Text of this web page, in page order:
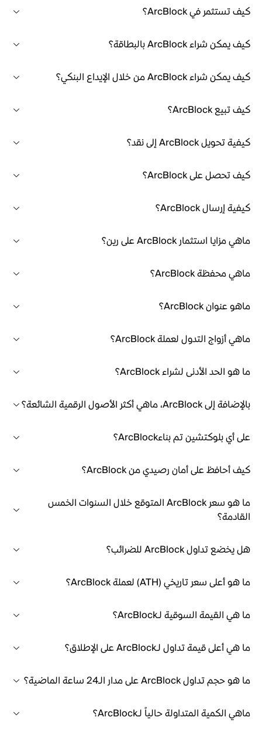
كيف تستثمر في ArcBlock؟
كيف يمكن شراء ArcBlock بالبطاقة؟
كيف يمكن شراء ArcBlock من خلال الإيداع البنكي؟
كيف تبيع ArcBlock؟
كيفية تحويل ArcBlock إلى نقد؟
كيف تحصل على ArcBlock؟
كيفية إرسال ArcBlock؟
ماهي مزايا استثمار ArcBlock على رين؟
ماهي محفظة ArcBlock؟
ماهو عنوان ArcBlock؟
ماهي أزواج التدول لعملة ArcBlock؟
ما هو الحد الأدنى لشراء ArcBlock؟
بالإضافة إلى ArcBlock، ماهي أكثر الأصول الرقمية الشائعة؟
على أي بلوكتشين تم بناءArcBlock؟
كيف أحافظ على أمان رصيدي من ArcBlock؟
ما هو سعر ArcBlock المتوقع خلال السنوات الخمس
القادمة؟
هل يخضع تداول ArcBlock للضرائب؟
ما هو أعلى سعر تاريخي (ATH) لعملة ArcBlock؟
ما هي القيمة السوقية لـArcBlock؟
ما هي أعلى قيمة تداول لـArcBlock على الإطلاق؟
ما هو حجم تداول ArcBlock على مدار الـ24 ساعة الماضية؟
ماهي الكمية المتداولة حالياً لـArcBlock؟